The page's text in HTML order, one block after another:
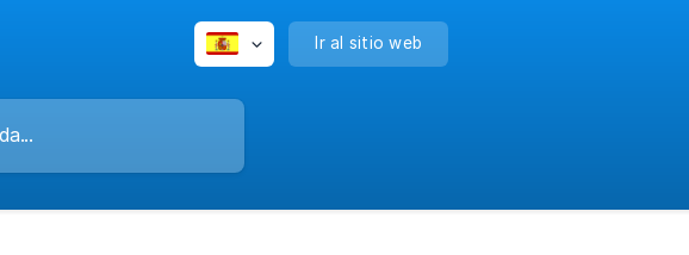
Ir al sitio web